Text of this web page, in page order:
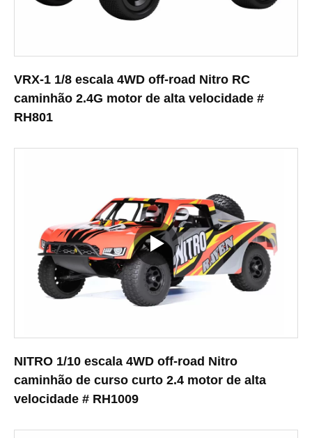
VRX-1 1/8 escala 4WD off-road Nitro RC
caminhão 2.4G motor de alta velocidade #
RH801
NITRO 1/10 escala 4WD off-road Nitro
caminhão de curso curto 2.4 motor de alta
velocidade # RH1009